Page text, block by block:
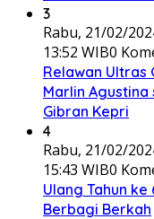
3
Rabu, 21/02/
13:52 WIB0
Relawan Ultras
Marlin Agustina
Gibran Kepri
4
Rabu, 21/02/
15:43 WIB0
Ulang Tahun ke
Berbagi Berkah